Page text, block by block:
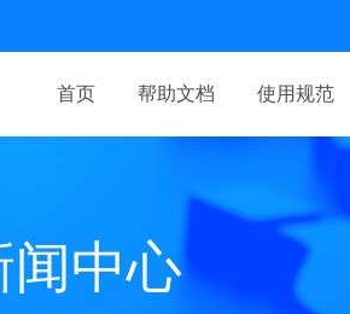
首页 帮助文档 使用规范
闻中心